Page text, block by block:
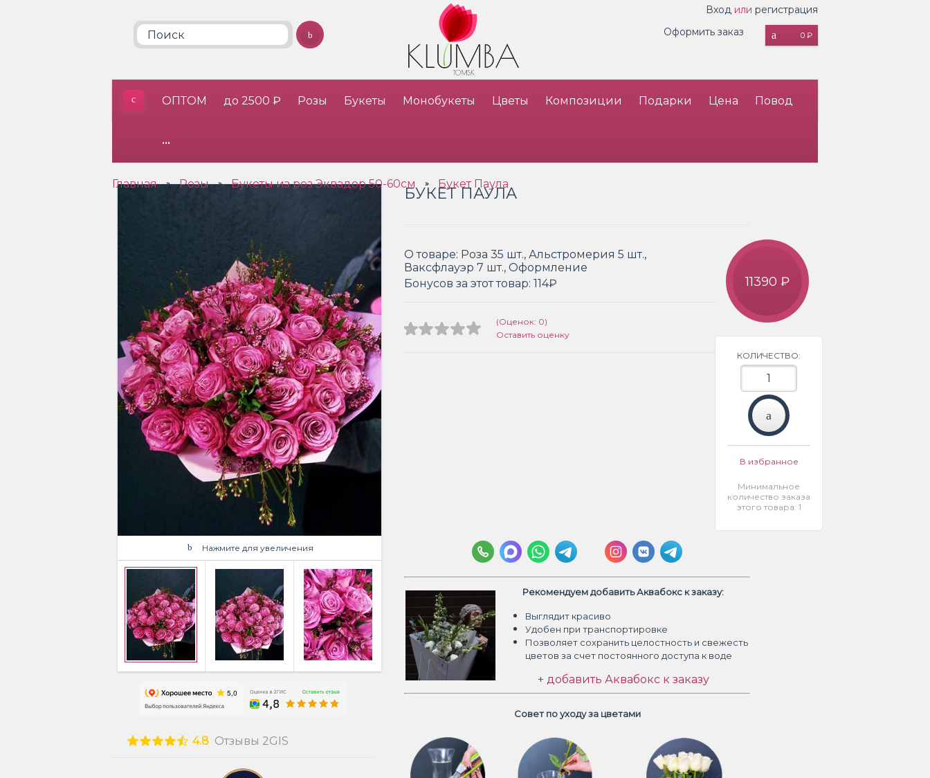
Вход или регистрация
0 ₽
Оформить заказ
ОПТОМ до 2500 ₽ Розы Букеты Монобукеты Цветы Композиции Подарки Цена Повод
•••
Главная » Розы » Букеты из роз Эквадор 50-60см » Букет Паула
Нажмите для увеличения
4.8 Отзывы 2GIS
БУКЕТ ПАУЛА
О товаре: Роза 35 шт., Альстромерия 5 шт.,
Ваксфлауэр 7 шт., Оформление
Бонусов за этот товар: 114₽
(Оценок: 0)
Оставить оценку
11390 ₽
КОЛИЧЕСТВО:
В избранное
Минимальное
количество заказа
этого товара: 1
Рекомендуем добавить Аквабокс к заказу:
Выглядит красиво
Удобен при транспортировке
Позволяет сохранить целостность и свежесть
цветов за счет постоянного доступа к воде
+ добавить Аквабокс к заказу
Совет по уходу за цветами